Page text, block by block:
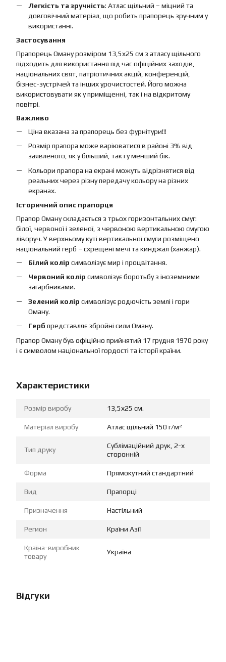
Легкість та зручність: Атлас щільний – міцний та
довговічний матеріал, що робить прапорець зручним у
використанні.
Застосування
Прапорець Оману розміром 13,5х25 см з атласу щільного
підходить для використання під час офіційних заходів,
національних свят, патріотичних акцій, конференцій,
бізнес-зустрічей та інших урочистостей. Його можна
використовувати як у приміщенні, так і на відкритому
повітрі.
Важливо
Ціна вказана за прапорець без фурнітури!!!
Розмір прапора може варіюватися в районі 3% від
заявленого, як у більший, так і у менший бік.
Кольори прапора на екрані можуть відрізнятися від
реальних через різну передачу кольору на різних
екранах.
Історичний опис прапорця
Прапор Оману складається з трьох горизонтальних смуг:
білої, червоної і зеленої, з червоною вертикальною смугою
ліворуч. У верхньому куті вертикальної смуги розміщено
національний герб – схрещені мечі та кинджал (ханжар).
Білий колір символізує мир і процвітання.
Червоний колір символізує боротьбу з іноземними
загарбниками.
Зелений колір символізує родючість землі і гори
Оману.
Герб представляє збройні сили Оману.
Прапор Оману був офіційно прийнятий 17 грудня 1970 року
і є символом національної гордості та історії країни.
Характеристики
Розмір виробу 13,5х25 см.
Матеріал виробу Атлас щільний 150 г/м²
Тип друку
Сублімаційний друк, 2-х
сторонній
Форма Прямокутний стандартний
Вид Прапорці
Призначення Настільний
Регион Країни Азії
Країна-виробник
товару
Україна
Відгуки